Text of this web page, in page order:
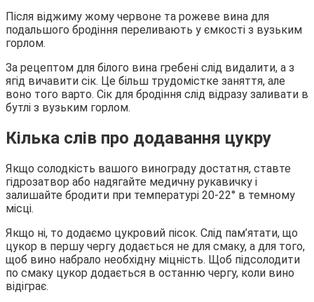
Після віджиму жому червоне та рожеве вина для
подальшого бродіння переливають у ємкості з вузьким
горлом.
За рецептом для білого вина гребені слід видалити, а з
ягід вичавити сік. Це більш трудомістке заняття, але
воно того варто. Сік для бродіння слід відразу заливати в
бутлі з вузьким горлом.
Кілька слів про додавання цукру
Якщо солодкість вашого винограду достатня, ставте
гідрозатвор або надягайте медичну рукавичку і
залишайте бродити при температурі 20-22° в темному
місці.
Якщо ні, то додаємо цукровий пісок. Слід пам’ятати, що
цукор в першу чергу додається не для смаку, а для того,
щоб вино набрало необхідну міцність. Щоб підсолодити
по смаку цукор додається в останню чергу, коли вино
відіграє.